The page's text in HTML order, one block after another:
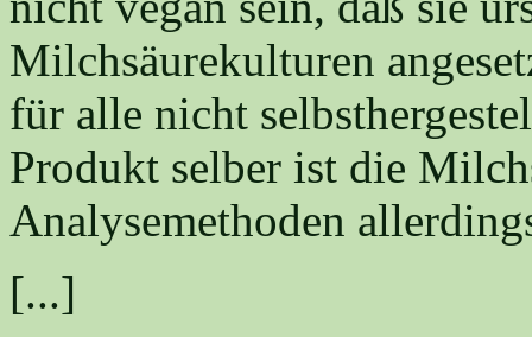
Milchsäurekulturen
für alle nicht
Produkt selber ist die
Analysemethoden
[...]